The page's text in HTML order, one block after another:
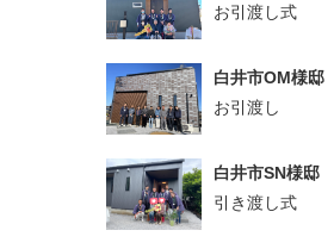
お引渡し式
白井市OM様邸
お引渡し
白井市SN様邸
引き渡し式